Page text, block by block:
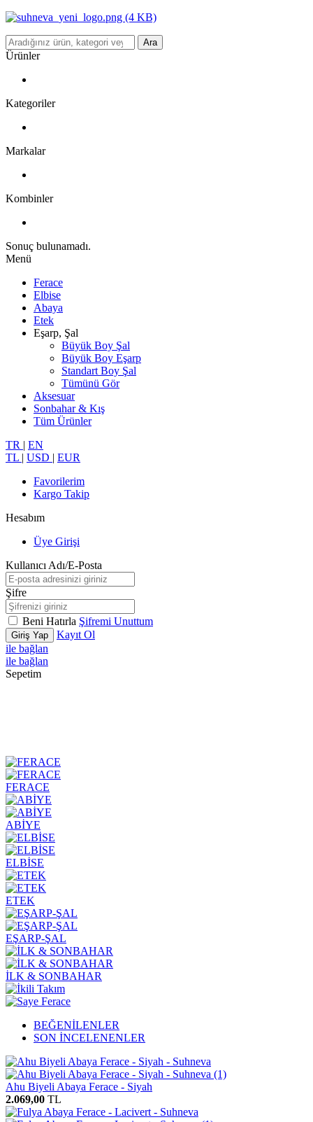
Ara
Ürünler
Kategoriler
Markalar
Kombinler
Sonuç bulunamadı.
Menü
Ferace
Elbise
Abaya
Etek
Eşarp, Şal
Büyük Boy Şal
Büyük Boy Eşarp
Standart Boy Şal
Tümünü Gör
Aksesuar
Sonbahar & Kış
Tüm Ürünler
TR | EN
TL | USD | EUR
Favorilerim
Kargo Takip
Hesabım
Üye Girişi
Kullanıcı Adı/E-Posta
Şifre
Beni Hatırla Şifremi Unuttum
Giriş Yap
Kayıt Ol
ile bağlan
ile bağlan
Sepetim
FERACE
ABİYE
ELBİSE
ETEK
EŞARP-ŞAL
İLK & SONBAHAR
BEĞENİLENLER
SON İNCELENENLER
Ahu Biyeli Abaya Ferace - Siyah
2.069,00 TL